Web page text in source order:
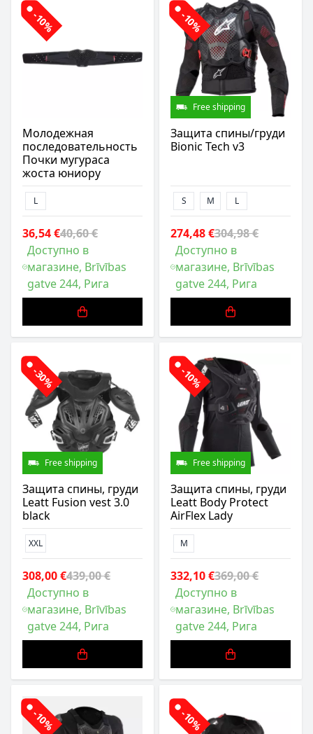
-10%
Молодежная
последовательность
Почки мугураса
жоста юниору
L
36,54 €40,60 €
Доступно в
магазине, Brīvības
gatve 244, Рига
-10%
Free shipping
Защита спины/груди
Bionic Tech v3
S M L
274,48 €304,98 €
Доступно в
магазине, Brīvības
gatve 244, Рига
-30%
Free shipping
Защита спины, груди
Leatt Fusion vest 3.0
black
XXL
308,00 €439,00 €
Доступно в
магазине, Brīvības
gatve 244, Рига
-10%
Free shipping
Защита спины, груди
Leatt Body Protect
AirFlex Lady
M
332,10 €369,00 €
Доступно в
магазине, Brīvības
gatve 244, Рига
-10% -10%